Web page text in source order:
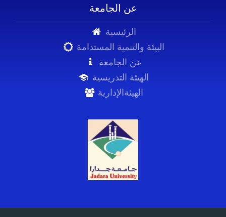
عن الجامعة
الرئيسية
البيئة والتنمية المستدامة
عن الجامعة
الهيئة التدريسية
الهيئةالإدارية